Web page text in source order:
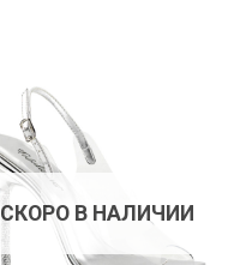
СКОРО В НАЛИЧИИ